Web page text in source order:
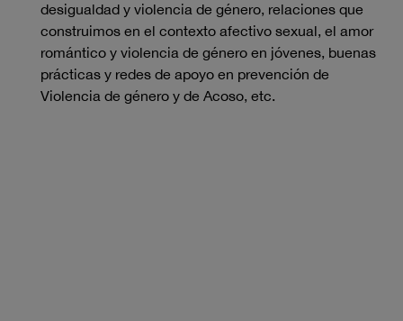
desigualdad y violencia de género, relaciones que
construimos en el contexto afectivo sexual, el amor
romántico y violencia de género en jóvenes, buenas
prácticas y redes de apoyo en prevención de
Violencia de género y de Acoso, etc.